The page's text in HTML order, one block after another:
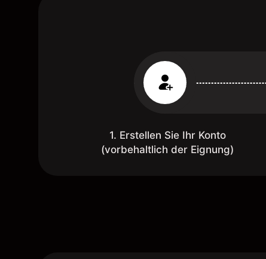
1. Erstellen Sie Ihr Konto
(vorbehaltlich der Eignung)